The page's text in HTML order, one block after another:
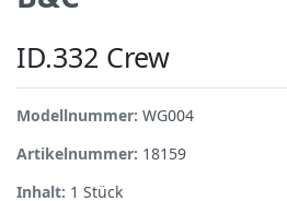
ID.332 Crew
Modellnummer: WG004
Artikelnummer: 18159
Inhalt: 1 Stück